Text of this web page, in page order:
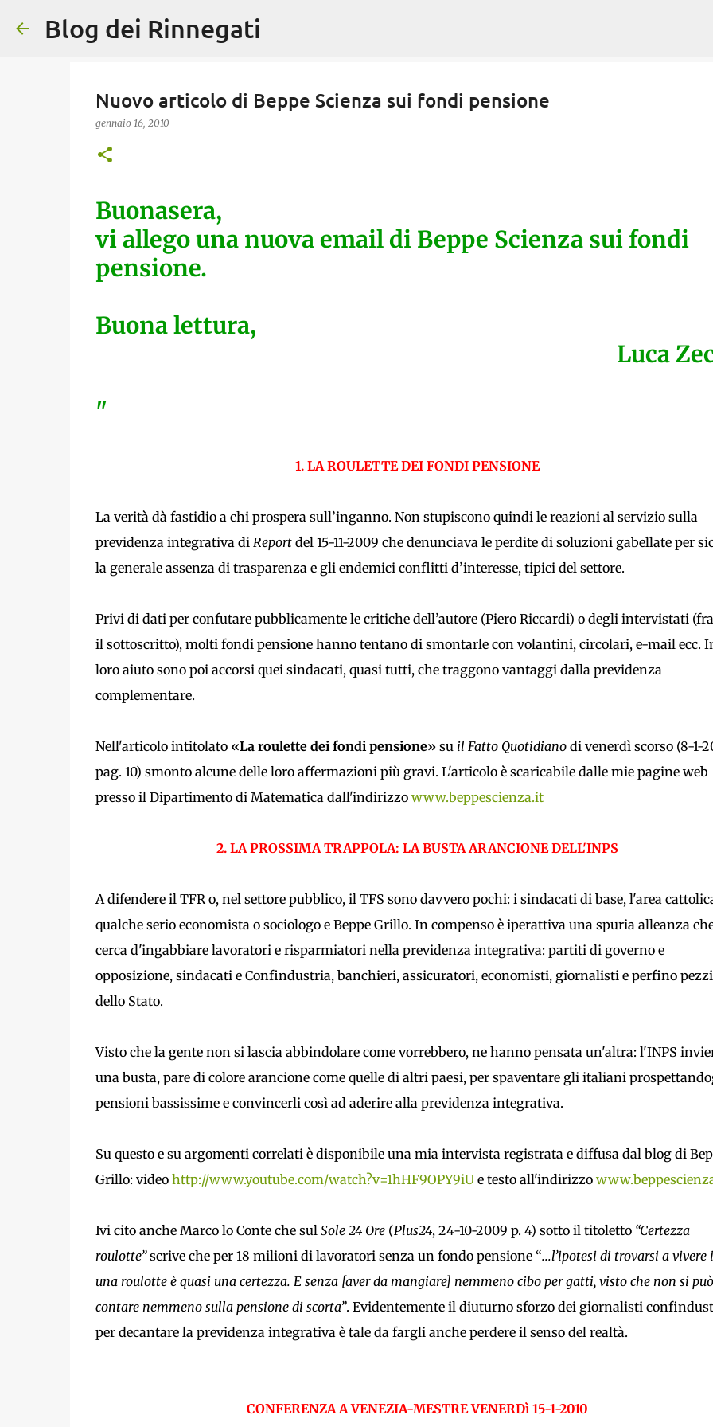
Blog dei Rinnegati
Nuovo articolo di Beppe Scienza sui fondi pensione
gennaio 16, 2010
Buonasera,
vi allego una nuova email di Beppe Scienza sui fondi
pensione.
Buona lettura,
Luca
"
1. LA ROULETTE DEI FONDI PENSIONE
La verità dà fastidio a chi prospera sull’inganno. Non stupiscono quindi le reazioni al servizio sulla
previdenza integrativa di Reportdel 15-11-2009 che denunciava le perdite di soluzioni gabellate per
la generale assenza di trasparenza e gli endemici conflitti d’interesse, tipici del settore.
Privi di dati per confutare pubblicamente le critiche dell’autore (Piero Riccardi) o degli intervistati
il sottoscritto), molti fondi pensione hanno tentano di smontarle con volantini, circolari, e-mail ecc.
loro aiuto sono poi accorsi quei sindacati, quasi tutti, che traggono vantaggi dalla previdenza
complementare.
Nell'articolo intitolato «La roulette dei fondi pensione»su il Fatto Quotidiano di venerdì scorso (8-1-
pag. 10) smonto alcune delle loro affermazioni più gravi. L'articolo è scaricabile dalle mie pagine web
presso il Dipartimento di Matematica dall'indirizzo www.beppescienza.it
2. LA PROSSIMA TRAPPOLA: LA BUSTA ARANCIONE DELL'INPS
A difendere il TFR o, nel settore pubblico, il TFS sono davvero pochi: i sindacati di base, l'area
qualche serio economista o sociologo e Beppe Grillo. In compenso è iperattiva una spuria alleanza
cerca d'ingabbiare lavoratori e risparmiatori nella previdenza integrativa: partiti di governo e
opposizione, sindacati e Confindustria, banchieri, assicuratori, economisti, giornalisti e perfino pezzi
dello Stato.
Visto che la gente non si lascia abbindolare come vorrebbero, ne hanno pensata un'altra: l'INPS
una busta, pare di colore arancione come quelle di altri paesi, per spaventare gli italiani
pensioni bassissime e convincerli così ad aderire alla previdenza integrativa.
Su questo e su argomenti correlati è disponibile una mia intervista registrata e diffusa dal blog di
Grillo: video http://www.youtube.com/watch?v=1hHF9OPY9iUe testo all'indirizzo
Ivi cito anche Marco lo Conte che sul Sole 24 Ore(Plus24, 24-10-2009 p. 4) sotto il titoletto “Certezza
roulotte”scrive che per 18 milioni di lavoratori senza un fondo pensione “...l’ipotesi di trovarsi a vivere
una roulotte è quasi una certezza. E senza [aver da mangiare] nemmeno cibo per gatti, visto che non si può
contare nemmeno sulla pensione di scorta”. Evidentemente il diuturno sforzo dei giornalisti
per decantare la previdenza integrativa è tale da fargli anche perdere il senso del realtà.
CONFERENZA A VENEZIA-MESTRE VENERDì 15-1-2010